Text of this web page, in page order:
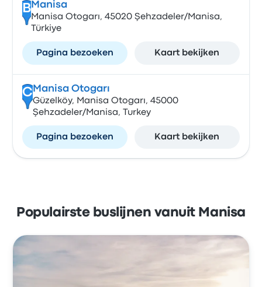
B Manisa
Manisa Otogarı, 45020 Şehzadeler/Manisa,
Türkiye
Pagina bezoeken Kaart bekijken
CManisa Otogarı
Güzelköy, Manisa Otogarı, 45000
Şehzadeler/Manisa, Turkey
Pagina bezoeken Kaart bekijken
Populairste buslijnen vanuit Manisa